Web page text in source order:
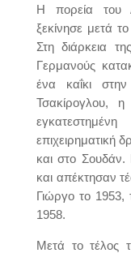
Η πορεία του
ξεκίνησε μετά
Στη διάρκεια
Γερμανούς
ένα καΐκι
Τσακίρογλου,
επιχειρηματική
και στο
και απέκτησαν
Γιώργο το 1953,
1958.
Μετά το τέλος